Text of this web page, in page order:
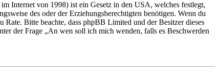
Internet von 1998) ist ein Gesetz in den USA, welches festlegt,
des oder der Erziehungsberechtigten benötigen. Wenn du
Bitte beachte, dass phpBB Limited und der Besitzer dieses
der Frage „An wen soll ich mich wenden, falls es Beschwerden